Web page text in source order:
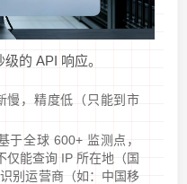
的 API 响应。
慢，精度低（只能到市
于全球 600+ 监测点，
仅能查询 IP 所在地（国
别运营商（如：中国移